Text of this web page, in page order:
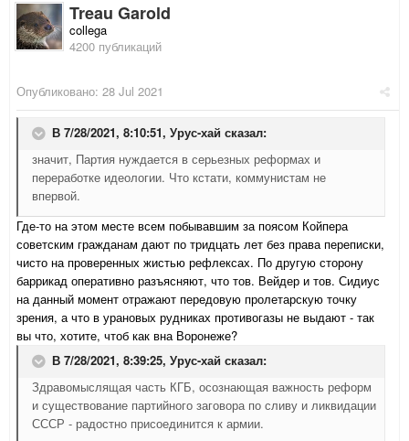
Treau Garold
collega
4200 публикаций
Опубликовано: 28 Jul 2021
В 7/28/2021, 8:10:51, Урус-хай сказал:
значит, Партия нуждается в серьезных реформах и
переработке идеологии. Что кстати, коммунистам не
впервой.
Где-то на этом месте всем побывавшим за поясом Койпера
советским гражданам дают по тридцать лет без права переписки,
чисто на проверенных жистью рефлексах. По другую сторону
баррикад оперативно разъясняют, что тов. Вейдер и тов. Сидиус
на данный момент отражают передовую пролетарскую точку
зрения, а что в урановых рудниках противогазы не выдают - так
вы что, хотите, чтоб как вна Воронеже?
В 7/28/2021, 8:39:25, Урус-хай сказал:
Здравомыслящая часть КГБ, осознающая важность реформ
и существование партийного заговора по сливу и ликвидации
СССР - радостно присоединится к армии.